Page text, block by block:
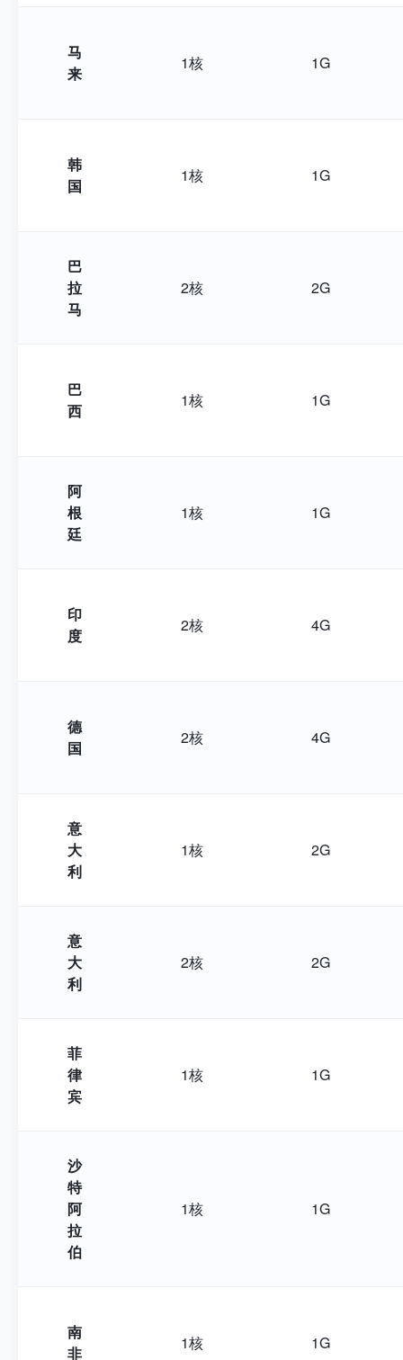
马
来
1核 1G
韩
国
1核 1G
巴
拉
马
2核 2G
巴
西
1核 1G
阿
根
廷
1核 1G
印
度
2核 4G
德
国
2核 4G
意
大
利
1核 2G
意
大
利
2核 2G
菲
律
宾
1核 1G
沙
特
阿
拉
伯
1核 1G
南
非
1核 1G